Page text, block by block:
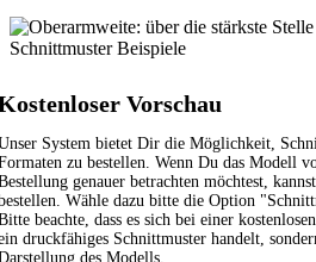
Schnittmuster Beispiele
Vorschau
System bietet Dir die Möglichkeit,
zu bestellen. Wenn Du das Modell
genauer betrachten möchtest,
Wähle dazu bitte die Option
beachte, dass es sich bei einer
druckfähiges Schnittmuster handelt,
des Modells.